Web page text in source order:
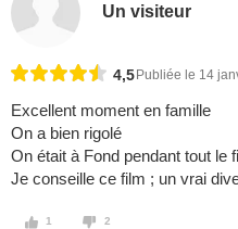
Un visiteur
4,5 Publiée le 14
Excellent moment en famille
On a bien rigolé
On était à Fond pendant tout le
Je conseille ce film ; un vrai
1 2